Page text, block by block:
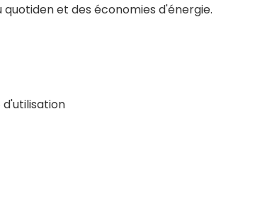
et des économies d'énergie.